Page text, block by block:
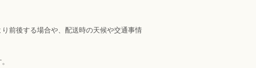
前後する場合や、配送時の天候や交通事情